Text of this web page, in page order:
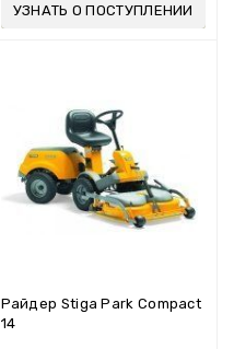
УЗНАТЬ О ПОСТУПЛЕНИИ
Райдер Stiga Park Compact
14